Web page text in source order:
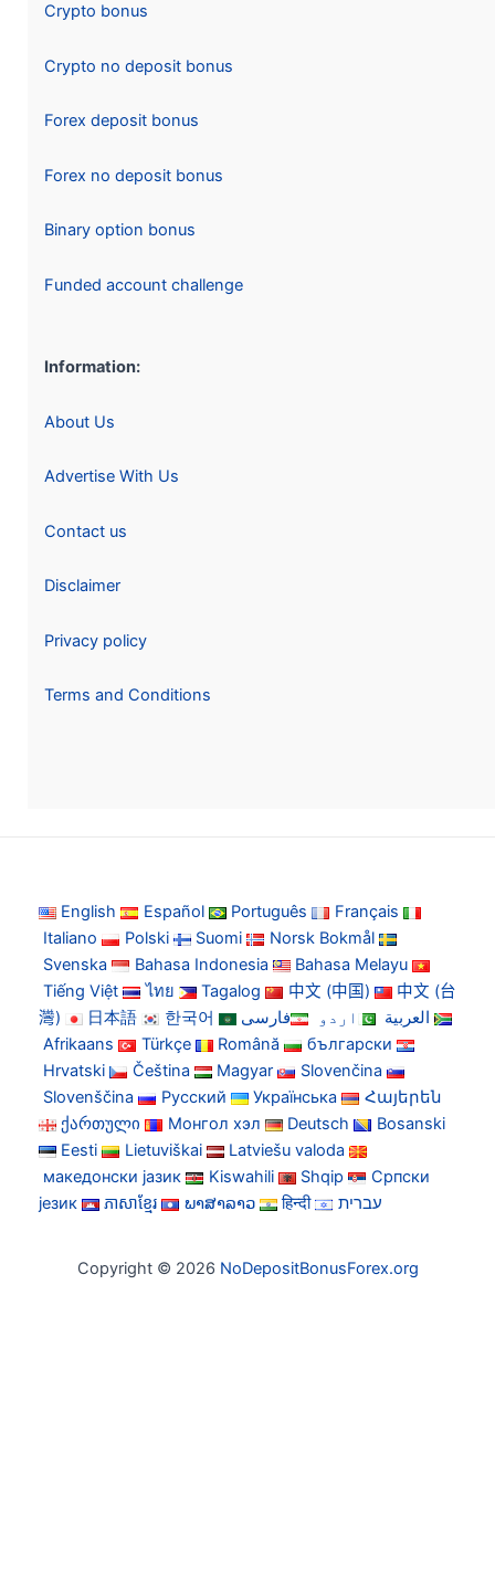
Crypto bonus
Crypto no deposit bonus
Forex deposit bonus
Forex no deposit bonus
Binary option bonus
Funded account challenge
Information:
About Us
Advertise With Us
Contact us
Disclaimer
Privacy policy
Terms and Conditions
English Español Português
Français
Italiano
Polski Suomi
Norsk Bokmål
Svenska
Bahasa Indonesia
Bahasa Melayu
Tiếng Việt
ไทย Tagalog 中文 (中国)
中文 (台
灣)
日本語 한국어 العربية اردو
فارسی
Afrikaans
Türkçe Română
български
Hrvatski
Čeština Magyar
Slovenčina
Slovenščina
Русский Українська
Հայերեն
ქართული
Монгол хэл Deutsch
Bosanski
Eesti
Lietuviškai
Latviešu valoda
македонски јазик
Kiswahili Shqip
Српски
језик
ភាសាខ្មែរ ພາສາລາວ हिन्दी עברית
Copyright © 2026 NoDepositBonusForex.org